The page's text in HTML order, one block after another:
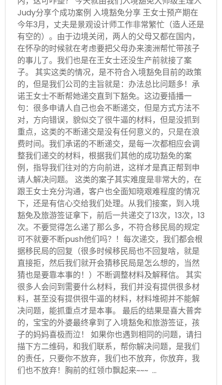
Judy分享个成功案例 入境豁免分享 王女士预产期在
今年3月，丈夫是景观设计师工作非常繁忙（造人还是
有空的）。由于边境关闭，两人的父母又都在国内，
在怀孕的时候就在考虑要把父母办来澳洲帮忙带孩子
的事儿了。我们也是在王女士还没生产前就接了案
子。 其实这类的情况，是不符合入境豁免目前的政策
的，但是我们公司的主旨就是：办法总比问题多！承
诺王女士不断帮她递交直到下豁免。这边要插播一
句：很多申请人自己也会不断递交，但是方式方法不
对，方向错误，貌似交了很牛逼的材料，但是没抓到
重点，这类的不断递交是没有任何意义的，只是在浪
费时间。我们承诺的不断递交，是每一次都相应会调
整我们递交的材料，根据我们其他的成功豁免的案
例，指导我们往对的方向前进，这样才是真正帮到申
请人解决问题。 这类的案子其实难度是非常大的，在
跟王女士充分沟通，客户也全面知晓艰难程度的情况
下，还是有信心交给我们处理。从我们接案，到入境
豁免及旅游签证拿下，前后一共递交了13次，13次，13
次。不要觉得怎么递了那么多，不符合移民局的规定
可不就要不断push他们吗？！每次递交，我们都会根
据移民局的回复（很多时候移民局也不回复啥，就是
直接拒，然后我们就开会猜移民局是怎么想的，当然
猜也是要靠本事的！）不断调整材料及解释信。 其实
很多人会问到需要什么材料，我们并没有提供很多材
料，甚至没有提供很牛逼的材料，材料堆砌并不能解
决问题，能抓重点才是本事。 最后的结果是喜大普奔
的，宝宝的外婆最终拿到了入境豁免和旅游签证，孩
子的妈妈喜极而泣！ 如果你也遇到相同的问题，请扫
描下方二维码，和我们联系，帮你解决问题，是我们
的责任，只要你不放弃，我们也不放弃，你放弃，我
们也不放弃！胸前的红领巾飘起来~~~ …